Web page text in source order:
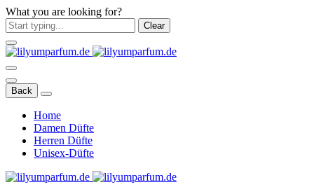
What you are looking for?
Clear
Back
Home
Damen Düfte
Herren Düfte
Unisex-Düfte